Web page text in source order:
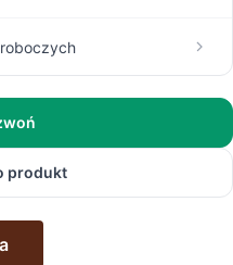
roboczych
produkt